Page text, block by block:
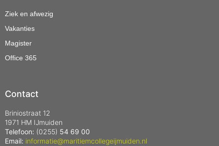
Ziek en afwezig
Vakanties
Magister
Office 365
Contact
Briniostraat 12
1971 HM IJmuiden
Telefoon: (0255) 54 69 00
Email: informatie@maritiemcollegeijmuiden.nl